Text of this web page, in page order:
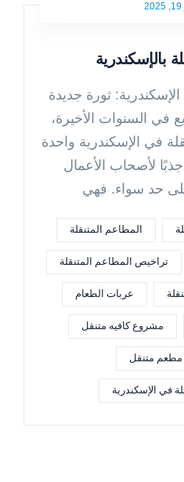
بالإسكندرية
ثورة جديدة
في السنوات الأخيرة،
في الإسكندرية واحدة
لأصحاب الأعمال
حد سواء. فهي
المطاعم المتنقلة
تراخيص المطاعم المتنقلة
عربات الطعام
مشروع كافيه متنقل
متنقل
في الإسكندرية